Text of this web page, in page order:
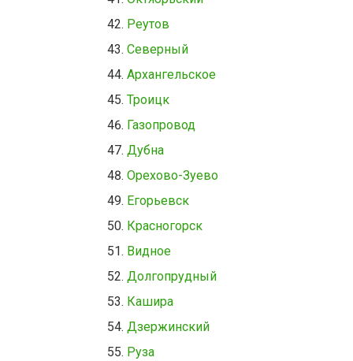
Реутов
Северный
Архангельское
Троицк
Газопровод
Дубна
Орехово-Зуево
Егорьевск
Красногорск
Видное
Долгопрудный
Кашира
Дзержинский
Руза